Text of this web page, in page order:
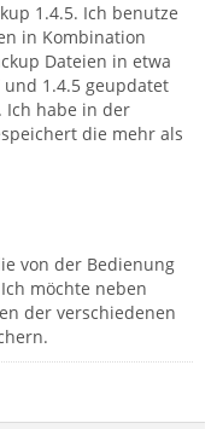
1.4.5. Ich benutze
in Kombination
Dateien in etwa
1.4.5 geupdatet
Ich habe in der
die mehr als
von der Bedienung
möchte neben
der verschiedenen